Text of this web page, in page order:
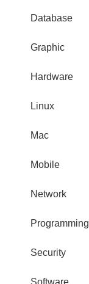
Database
Graphic
Hardware
Linux
Mac
Mobile
Network
Programming
Security